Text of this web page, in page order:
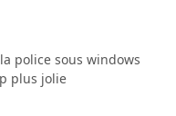
police sous windows
plus jolie